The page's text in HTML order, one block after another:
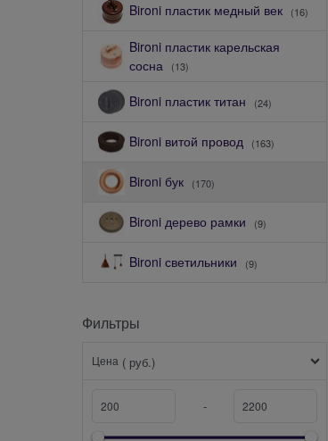
Bironi пластик медный век (16)
Bironi пластик карельская
сосна
(13)
Bironi пластик титан (24)
Bironi витой провод (163)
Bironi бук (170)
Bironi дерево рамки (9)
Bironi светильники (9)
Фильтры
Цена ( руб.)
-